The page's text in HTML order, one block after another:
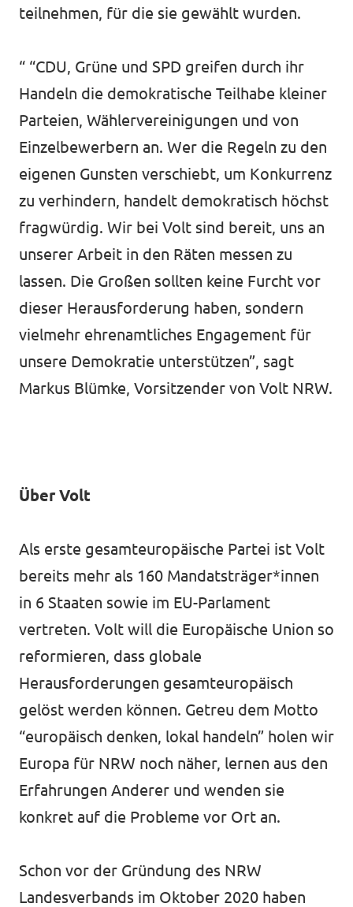
teilnehmen, für die sie gewählt wurden.
“ “CDU, Grüne und SPD greifen durch ihr
Handeln die demokratische Teilhabe kleiner
Parteien, Wählervereinigungen und von
Einzelbewerbern an. Wer die Regeln zu den
eigenen Gunsten verschiebt, um Konkurrenz
zu verhindern, handelt demokratisch höchst
fragwürdig. Wir bei Volt sind bereit, uns an
unserer Arbeit in den Räten messen zu
lassen. Die Großen sollten keine Furcht vor
dieser Herausforderung haben, sondern
vielmehr ehrenamtliches Engagement für
unsere Demokratie unterstützen”, sagt
Markus Blümke, Vorsitzender von Volt NRW.
Über Volt
Als erste gesamteuropäische Partei ist Volt
bereits mehr als 160 Mandatsträger*innen
in 6 Staaten sowie im EU-Parlament
vertreten. Volt will die Europäische Union so
reformieren, dass globale
Herausforderungen gesamteuropäisch
gelöst werden können. Getreu dem Motto
“europäisch denken, lokal handeln” holen wir
Europa für NRW noch näher, lernen aus den
Erfahrungen Anderer und wenden sie
konkret auf die Probleme vor Ort an.
Schon vor der Gründung des NRW
Landesverbands im Oktober 2020 haben